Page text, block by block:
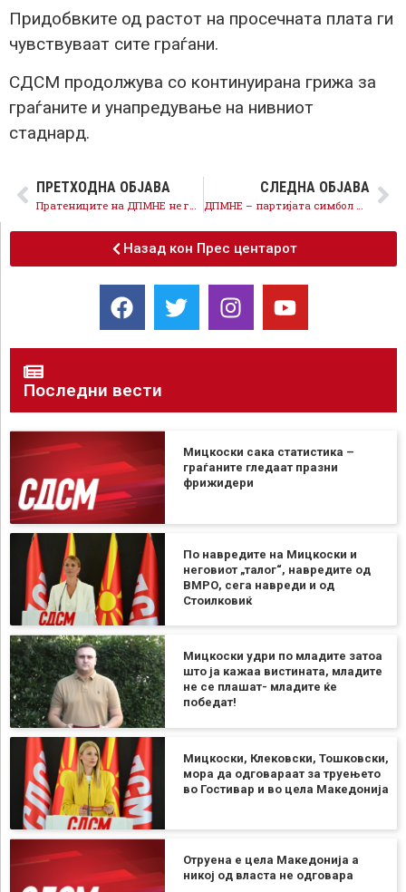
Придобвките од растот на просечната плата ги
чувствуваат сите граѓани.
СДСМ продолжува со континуирана грижа за
граѓаните и унапредување на нивниот
стаднард.
ПРЕТХОДНА ОБЈАВА
Пратениците на ДПМНЕ не гласаа за укинување на каматите и трошоците за брзите кредити
СЛЕДНА ОБЈАВА
ДПМНЕ – партијата симбол на масовно прислушување денес очајно шири лажни вести, институциите да ги испитаат сите нивни лажни тврдења
Назад кон Прес центарот
Последни вести
Мицкоски сака статистика –
граѓаните гледаат празни
фрижидери
По навредите на Мицкоски и
неговиот „талог“, навредите од
ВМРО, сега навреди и од
Стоилковиќ
Мицкоски удри по младите затоа
што ја кажаа вистината, младите
не се плашат- младите ќе
победат!
Мицкоски, Клековски, Тошковски,
мора да одговараат за труењето
во Гостивар и во цела Македонија
Отруена е цела Македонија а
никој од власта не одговара